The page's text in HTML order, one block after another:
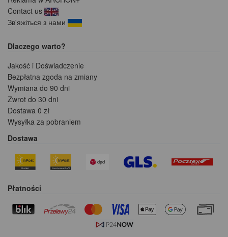
Contact us
Зв'яжіться з нами
Dlaczego warto?
Jakość i Doświadczenie
Bezpłatna zgoda na zmiany
Wymiana do 90 dni
Zwrot do 30 dni
Dostawa 0 zł
Wysyłka za pobraniem
Dostawa
Płatności